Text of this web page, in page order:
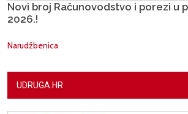
Novi broj Računovodstvo i porezi u
2026.!
Narudžbenica
UDRUGA.HR